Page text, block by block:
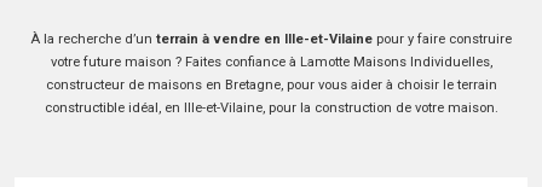
À la recherche d’un terrain à vendre en Ille-et-Vilaine pour y faire construire
votre future maison ? Faites confiance à Lamotte Maisons Individuelles,
constructeur de maisons en Bretagne, pour vous aider à choisir le terrain
constructible idéal, en Ille-et-Vilaine, pour la construction de votre maison.